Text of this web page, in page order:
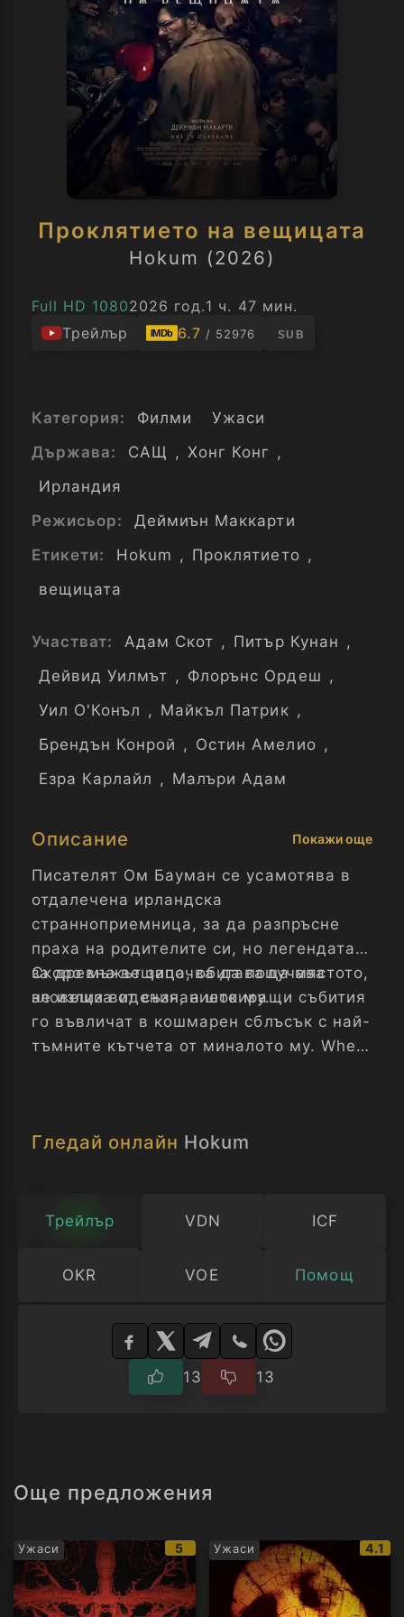
Проклятието на вещицата
Hokum (2026)
Full HD 10802026 год.1 ч. 47 мин.
Трейлър
IMDb 6.7 / 52976 SUB
Категория: Филми
Ужаси
Държава:
САЩ , Хонг Конг ,
Ирландия
Режисьор:
Деймиън Маккарти
Етикети:
Hokum , Проклятието ,
вещицата
Участват: Адам Скот , Питър Кунан ,
Дейвид Уилмът , Флорънс Ордеш ,
Уил О'Конъл , Майкъл Патрик ,
Брендън Конрой , Остин Амелио ,
Езра Карлайл , Малъри Адам
Описание Покажи още
Писателят Ом Бауман се усамотява в
отдалечена ирландска
странноприемница, за да разпръсне
праха на родителите си, но легендата
за древна вещица, обитаваща мястото,
не излиза от съзнанието му.
Скоро мъжът започва да получава
зловещи видения, а шокиращи събития
го въвличат в кошмарен сблъсък с най-
тъмните кътчета от миналото му. When
haunting the honeymoon suite. Disturbing
past.
Гледай онлайн Hokum
Трейлър VDN ICF
OKR VOE Помощ
Изберете
13 13
Още предложения
Ужаси
IMDb
рейтинг:
5 Ужаси
IMDb
4.1